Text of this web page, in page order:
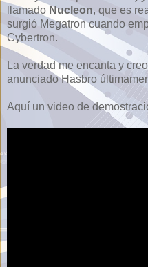
llamado Nucleon, que es
surgió Megatron cuando
Cybertron.
La verdad me encanta y
anunciado Hasbro
Aquí un video de